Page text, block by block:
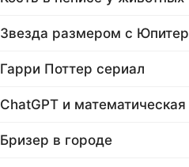
Звезда размером с Юпитер
Гарри Поттер сериал
Бризер в городе